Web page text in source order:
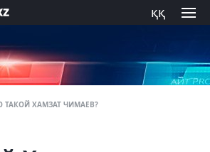
ққ
ТАКОЙ ХАМЗАТ ЧИМАЕВ?